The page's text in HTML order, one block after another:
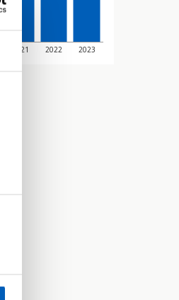
2021 2022 2023